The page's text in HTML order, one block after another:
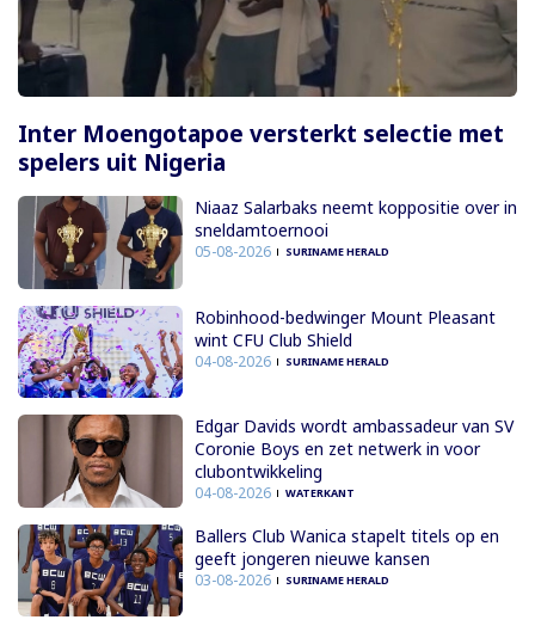
Inter Moengotapoe versterkt selectie met
spelers uit Nigeria
Niaaz Salarbaks neemt koppositie over in
sneldamtoernooi
05-08-2026 SURINAME HERALD
Robinhood-bedwinger Mount Pleasant
wint CFU Club Shield
04-08-2026 SURINAME HERALD
Edgar Davids wordt ambassadeur van SV
Coronie Boys en zet netwerk in voor
clubontwikkeling
04-08-2026 WATERKANT
Ballers Club Wanica stapelt titels op en
geeft jongeren nieuwe kansen
03-08-2026 SURINAME HERALD